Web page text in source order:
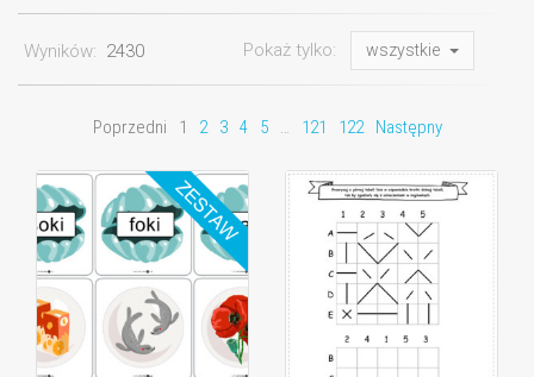
Wyników: 2430 Pokaż tylko: wszystkie
Poprzedni 1 2 3 4 5 … 121 122 Następny